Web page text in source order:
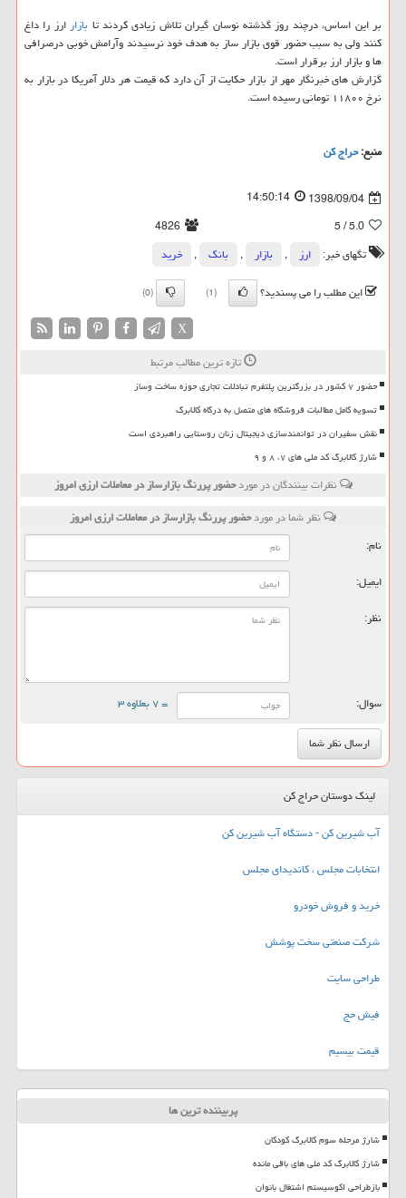
بر این اساس، درچند روز گذشته نوسان گیران تلاش زیادی كردند تا بازارارز را داغ
كنند ولی به سبب حضور قوی بازار ساز به هدف خود نرسیدند وآرامش خوبی درصرافی
ها و بازار ارز برقرار است.
گزارش های خبرنگار مهر از بازار حكایت از آن دارد كه قیمت هر دلار آمریكا در بازار به
نرخ ۱۱۸۰۰ تومانی رسیده است.
منبع:حراج كن
1398/09/04
14:50:14
5.0
/ 5
4826
تگهای خبر:
ارز , بازار , بانك ,
خرید
این مطلب را می پسندید؟
(1)
(0)
X
تازه ترین مطالب مرتبط
حضور ۷ کشور در بزرگترین پلتفرم تبادلات تجاری حوزه ساخت وساز
تسویه کامل مطالبات فروشگاه های متصل به درگاه کالابرگ
نقش سفیران در توانمندسازی دیجیتال زنان روستایی راهبردی است
شارژ کالابرگ کد ملی های ۷، ۸ و ۹
نظرات بینندگان در موردحضور پررنگ بازارساز در معاملات ارزی امروز
نظر شما در موردحضور پررنگ بازارساز در معاملات ارزی امروز
نام:
ایمیل:
نظر:
سوال: = ۷ بعلاوه ۳
لینک دوستان حراج کن
آب شیرین کن - دستگاه آب شیرین کن
انتخابات مجلس ، کاندیدای مجلس
خرید و فروش خودرو
شرکت صنعتی سخت پوشش
طراحی سایت
فیش حج
قیمت بیسیم
پربیننده ترین ها
شارژ مرحله سوم کالابرگ کودکان
شارژ کالابرگ کد ملی های باقی مانده
بازطراحی اکوسیستم اشتغال بانوان